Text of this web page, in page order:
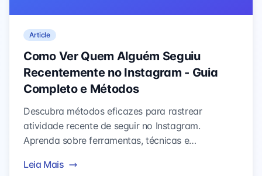
Article
Como Ver Quem Alguém Seguiu
Recentemente no Instagram - Guia
Completo e Métodos
Descubra métodos eficazes para rastrear
atividade recente de seguir no Instagram.
Aprenda sobre ferramentas, técnicas e
Instagram.
Leia Mais